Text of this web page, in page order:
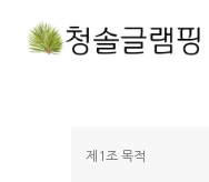
제1조 목적